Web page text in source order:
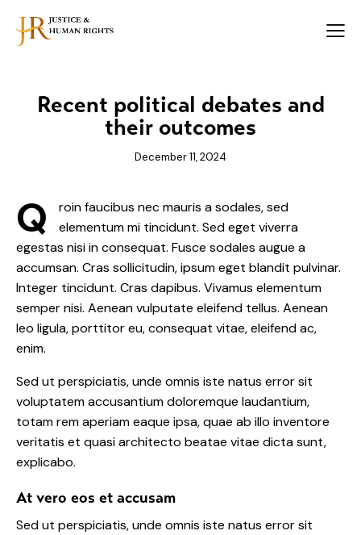
Recent political debates and
their outcomes
December 11, 2024
Q
roin faucibus nec mauris a sodales, sed
elementum mi tincidunt. Sed eget viverra
egestas nisi in consequat. Fusce sodales augue a
accumsan. Cras sollicitudin, ipsum eget blandit pulvinar.
Integer tincidunt. Cras dapibus. Vivamus elementum
semper nisi. Aenean vulputate eleifend tellus. Aenean
leo ligula, porttitor eu, consequat vitae, eleifend ac,
enim.
Sed ut perspiciatis, unde omnis iste natus error sit
voluptatem accusantium doloremque laudantium,
totam rem aperiam eaque ipsa, quae ab illo inventore
veritatis et quasi architecto beatae vitae dicta sunt,
explicabo.
At vero eos et accusam
Sed ut perspiciatis, unde omnis iste natus error sit